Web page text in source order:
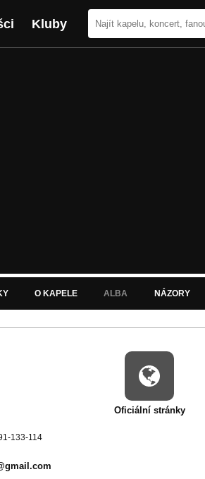
Kluby
O KAPELE ALBA NÁZORY
Oficiální stránky
133-114